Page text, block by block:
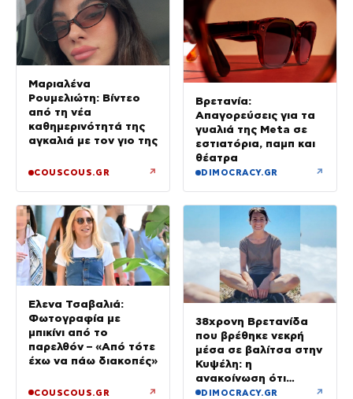
Μαριαλένα
Ρουμελιώτη: Βίντεο
από τη νέα
καθημερινότητά της
αγκαλιά με τον γιο της
COUSCOUS.GR ↗
Βρετανία:
Απαγορεύσεις για τα
γυαλιά της Meta σε
εστιατόρια, παμπ και
θέατρα
DIMOCRACY.GR ↗
Έλενα Τσαβαλιά:
Φωτογραφία με
μπικίνι από το
παρελθόν – «Από τότε
έχω να πάω διακοπές»
COUSCOUS.GR ↗
38χρονη Βρετανίδα
που βρέθηκε νεκρή
μέσα σε βαλίτσα στην
Κυψέλη: η
ανακοίνωση ότι
«αφιέρωσε τη ζωή
DIMOCRACY.GR ↗